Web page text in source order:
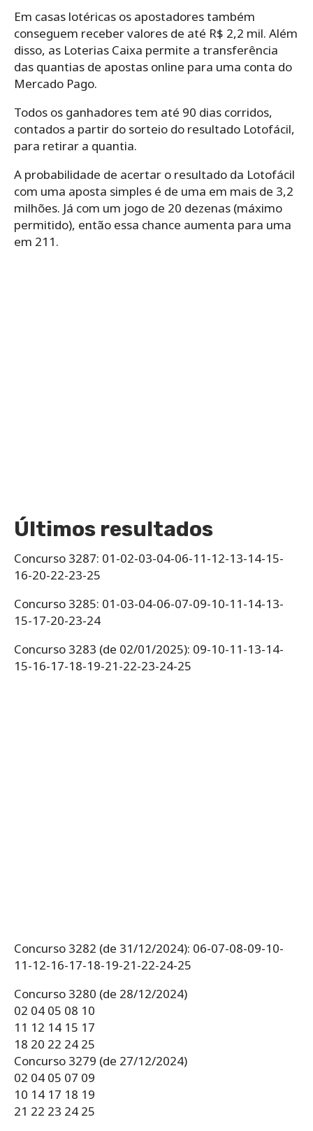
Em casas lotéricas os apostadores também
conseguem receber valores de até R$ 2,2 mil. Além
disso, as Loterias Caixa permite a transferência
das quantias de apostas online para uma conta do
Mercado Pago.
Todos os ganhadores tem até 90 dias corridos,
contados a partir do sorteio do resultado Lotofácil,
para retirar a quantia.
A probabilidade de acertar o resultado da Lotofácil
com uma aposta simples é de uma em mais de 3,2
milhões. Já com um jogo de 20 dezenas (máximo
permitido), então essa chance aumenta para uma
em 211.
Últimos resultados
Concurso 3287: 01-02-03-04-06-11-12-13-14-15-
16-20-22-23-25
Concurso 3285: 01-03-04-06-07-09-10-11-14-13-
15-17-20-23-24
Concurso 3283 (de 02/01/2025): 09-10-11-13-14-
15-16-17-18-19-21-22-23-24-25
Concurso 3282 (de 31/12/2024): 06-07-08-09-10-
11-12-16-17-18-19-21-22-24-25
Concurso 3280 (de 28/12/2024)
02 04 05 08 10
11 12 14 15 17
18 20 22 24 25
Concurso 3279 (de 27/12/2024)
02 04 05 07 09
10 14 17 18 19
21 22 23 24 25